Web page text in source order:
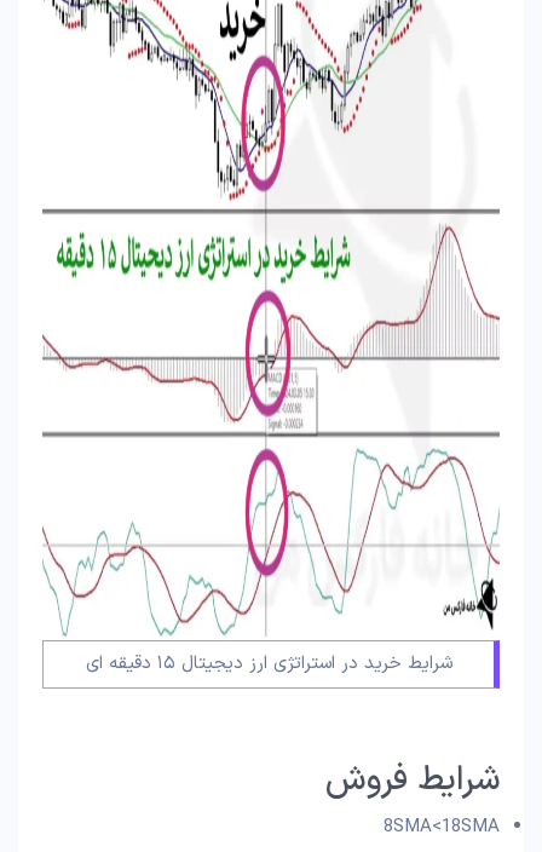
شرایط خرید در استراتژی ارز دیجیتال ۱۵ دقیقه ای
شرایط فروش
8SMA<18SMA